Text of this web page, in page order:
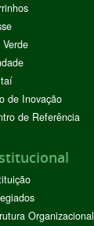
de Inovação
de Referência
Organizacional